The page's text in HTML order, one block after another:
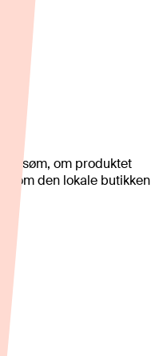
om produktet
om den lokale butikken